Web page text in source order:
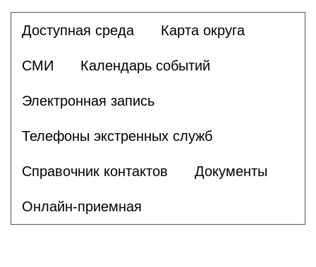
Доступная среда Карта округа
СМИ Календарь событий
Электронная запись
Телефоны экстренных служб
Справочник контактов Документы
Онлайн-приемная